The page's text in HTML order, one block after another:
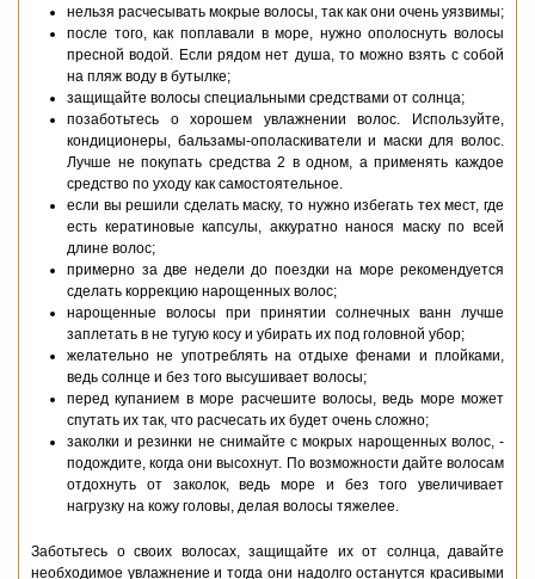
нельзя расчесывать мокрые волосы, так как они очень уязвимы;
после того, как поплавали в море, нужно ополоснуть волосы
пресной водой. Если рядом нет душа, то можно взять с собой
на пляж воду в бутылке;
защищайте волосы специальными средствами от солнца;
позаботьтесь о хорошем увлажнении волос. Используйте,
кондиционеры, бальзамы-ополаскиватели и маски для волос.
Лучше не покупать средства 2 в одном, а применять каждое
средство по уходу как самостоятельное.
если вы решили сделать маску, то нужно избегать тех мест, где
есть кератиновые капсулы, аккуратно нанося маску по всей
длине волос;
примерно за две недели до поездки на море рекомендуется
сделать коррекцию нарощенных волос;
нарощенные волосы при принятии солнечных ванн лучше
заплетать в не тугую косу и убирать их под головной убор;
желательно не употреблять на отдыхе фенами и плойками,
ведь солнце и без того высушивает волосы;
перед купанием в море расчешите волосы, ведь море может
спутать их так, что расчесать их будет очень сложно;
заколки и резинки не снимайте с мокрых нарощенных волос, -
подождите, когда они высохнут. По возможности дайте волосам
отдохнуть от заколок, ведь море и без того увеличивает
нагрузку на кожу головы, делая волосы тяжелее.
Заботьтесь о своих волосах, защищайте их от солнца, давайте
необходимое увлажнение и тогда они надолго останутся красивыми